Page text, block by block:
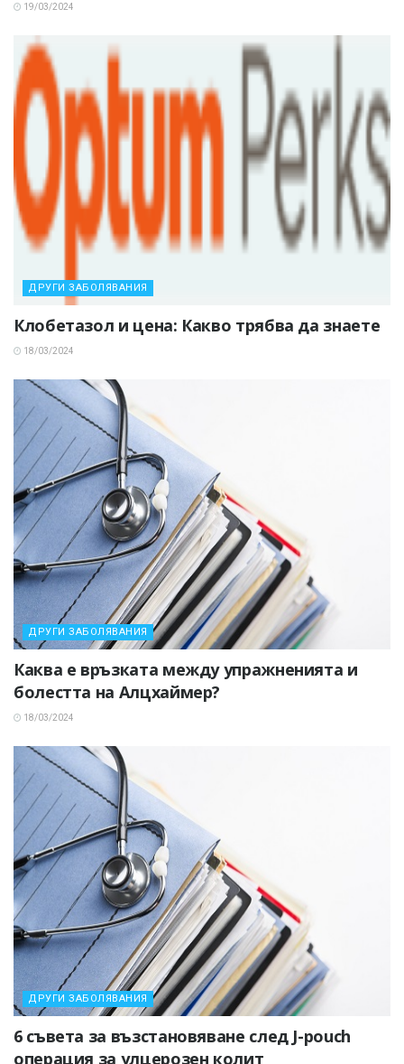
19/03/2024
ДРУГИ ЗАБОЛЯВАНИЯ
Клобетазол и цена: Какво трябва да знаете
18/03/2024
ДРУГИ ЗАБОЛЯВАНИЯ
Каква е връзката между упражненията и
болестта на Алцхаймер?
18/03/2024
ДРУГИ ЗАБОЛЯВАНИЯ
6 съвета за възстановяване след J-pouch
операция за улцерозен колит